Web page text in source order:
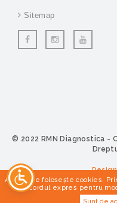
Sitemap
© 2022 RMN Diagnostica -
Acest site foloseşte cookies.
acordul expres pentru